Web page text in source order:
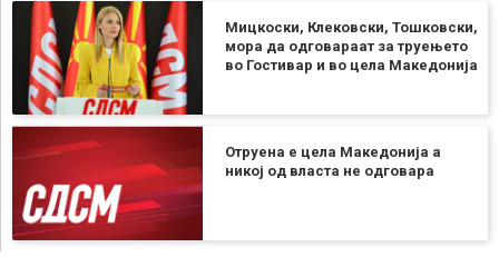
Мицкоски, Клековски, Тошковски,
мора да одговараат за труењето
во Гостивар и во цела Македонија
Отруена е цела Македонија а
никој од власта не одговара